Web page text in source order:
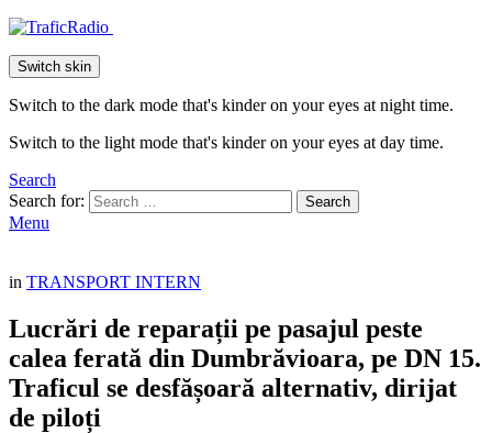
Switch skin
Switch to the dark mode that's kinder on your eyes at night time.
Switch to the light mode that's kinder on your eyes at day time.
Search
Search for:
Search
Menu
in TRANSPORT INTERN
Lucrări de reparații pe pasajul peste
calea ferată din Dumbrăvioara, pe DN 15.
Traficul se desfășoară alternativ, dirijat
de piloți